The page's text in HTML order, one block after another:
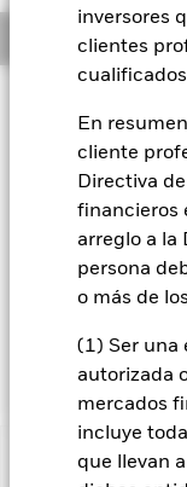
inversores
clientes
En
cliente
Directiva
financieros
arreglo a la
persona
o más de
(1) Ser una
autorizada
mercados
incluye
que llevan
iShares
Nuestra
El Fondo New
El Fondo invierte
sus activos
relacionadas con
relacionadas con
vinculadas a las
alternativas, que
renovables;
de suministro
INFORMACIÓN